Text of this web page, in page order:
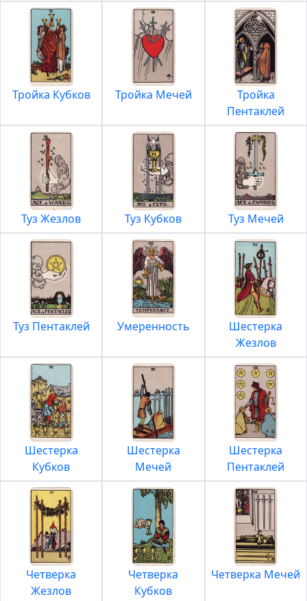
Тройка Кубков Тройка Мечей
Тройка
Пентаклей
Туз Жезлов Туз Кубков Туз Мечей
Туз Пентаклей Умеренность
Шестерка
Жезлов
Шестерка
Кубков
Шестерка
Мечей
Шестерка
Пентаклей
Четверка
Жезлов
Четверка
Кубков
Четверка Мечей